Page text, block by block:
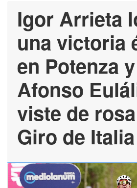
Igor Arrieta
una victoria
en Potenza y
Afonso
viste de
Giro de Italia